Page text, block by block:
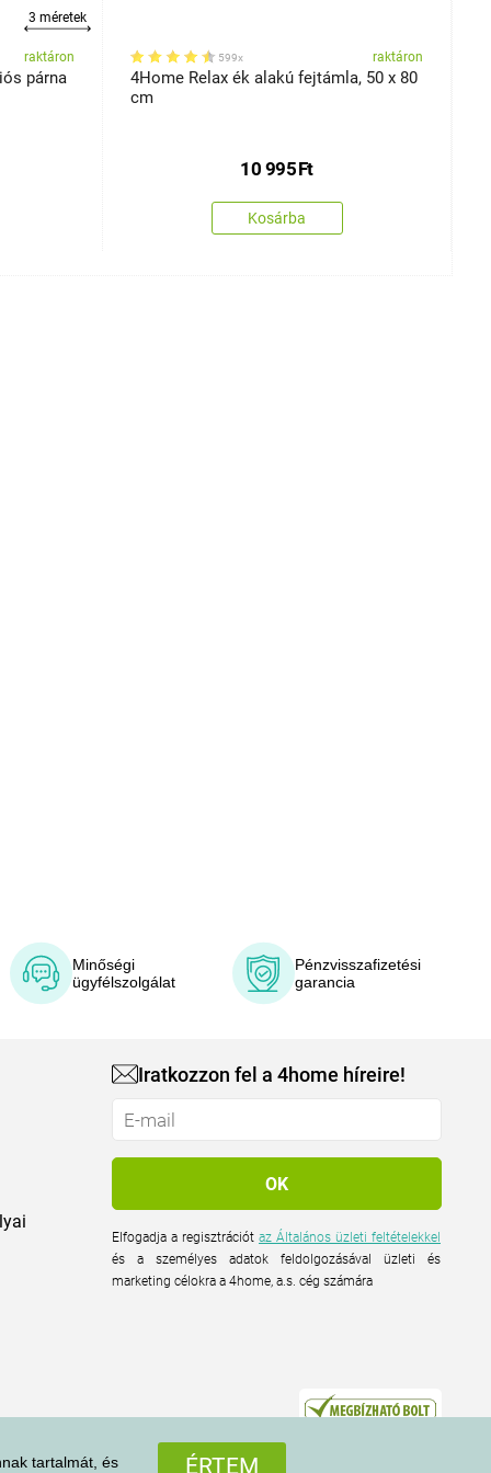
tartalmát, és
ÉRTEM
3 méretek
raktáron
párna
599x raktáron
4Home Relax ék alakú fejtámla, 50 x 80
cm
10 995Ft
Kosárba
Minőségi
ügyfélszolgálat
Pénzvisszafizetési
garancia
Iratkozzon fel a 4home híreire!
Elfogadja a regisztrációtaz Általános üzleti feltételekkel
és a személyes adatok feldolgozásával üzleti és
marketing célokra a 4home, a.s. cég számára